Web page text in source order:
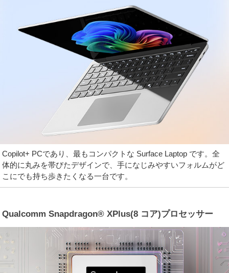
Copilot+ PCであり、最もコンパクトな Surface Laptop です。全
体的に丸みを帯びたデザインで、手になじみやすいフォルムがど
こにでも持ち歩きたくなる一台です。
Qualcomm Snapdragon® XPlus(8 コア)プロセッサー